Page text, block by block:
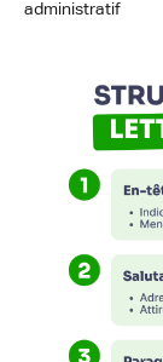
administratif